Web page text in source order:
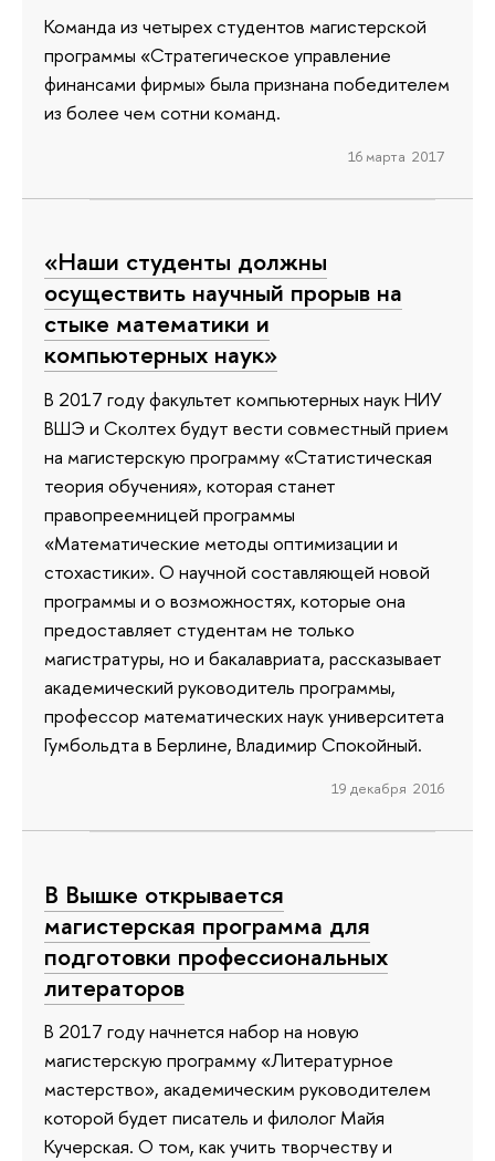
Команда из четырех студентов магистерской
программы «Стратегическое управление
финансами фирмы» была признана победителем
из более чем сотни команд.
16 марта 2017
«Наши студенты должны
осуществить научный прорыв на
стыке математики и
компьютерных наук»
В 2017 году факультет компьютерных наук НИУ
ВШЭ и Сколтех будут вести совместный прием
на магистерскую программу «Статистическая
теория обучения», которая станет
правопреемницей программы
«Математические методы оптимизации и
стохастики». О научной составляющей новой
программы и о возможностях, которые она
предоставляет студентам не только
магистратуры, но и бакалавриата, рассказывает
академический руководитель программы,
профессор математических наук университета
Гумбольдта в Берлине, Владимир Спокойный.
19 декабря 2016
В Вышке открывается
магистерская программа для
подготовки профессиональных
литераторов
В 2017 году начнется набор на новую
магистерскую программу «Литературное
мастерство», академическим руководителем
которой будет писатель и филолог Майя
Кучерская. О том, как учить творчеству и